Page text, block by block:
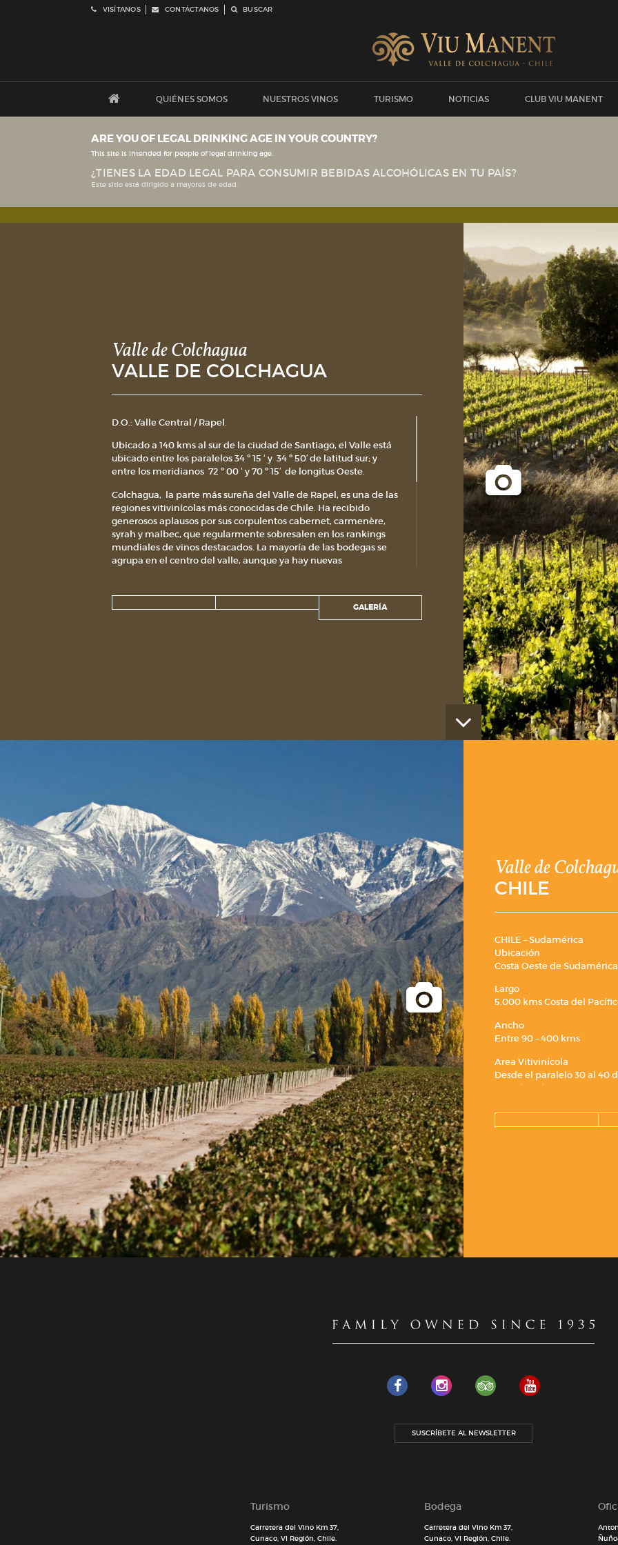
VISÍTANOS CONTÁCTANOS BUSCAR
QUIÉNES SOMOS NUESTROS VINOS TURISMO NOTICIAS CLUB VIU MANENT
VALLE DE COLCHAGUA
Valle de Colchagua
VALLE DE COLCHAGUA
D.O.: Valle Central / Rapel.
Ubicado a 140 kms al sur de la ciudad de Santiago, el Valle está
ubicado entre los paralelos 34 º 15 ‘ y 34 º 50′ de latitud sur; y
entre los meridianos 72 º 00 ‘ y 70 º 15′ de longitus Oeste.
Colchagua, la parte más sureña del Valle de Rapel, es una de las
regiones vitivinícolas más conocidas de Chile. Ha recibido
generosos aplausos por sus corpulentos cabernet, carmenère,
syrah y malbec, que regularmente sobresalen en los rankings
mundiales de vinos destacados. La mayoría de las bodegas se
agrupa en el centro del valle, aunque ya hay nuevas
mar.
GALERÍA
Valle de
CHILE
CHILE – Sudamérica
Ubicación
Costa Oeste de Sudamérica
Largo
5.000 kms Costa del
Ancho
Entre 90 – 400 kms
Area Vitivinícola
Desde el paralelo 30 al 40
1.200 kms largo
SUSCRÍBETE AL NEWSLETTER
Turismo
Carretera del Vino Km 37,
Cunaco, VI Región, Chile.
Bodega
Carretera del Vino Km 37,
Cunaco, VI Región, Chile.
ARE YOU OF LEGAL DRINKING AGE IN YOUR COUNTRY?
This site is intended for people of legal drinking age.
¿TIENES LA EDAD LEGAL PARA CONSUMIR BEBIDAS ALCOHÓLICAS EN TU PAÍS?
Este sitio está dirigido a mayores de edad.